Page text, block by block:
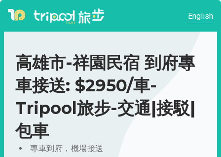
English
高雄市-祥園民宿 到府專
車接送: $2950/車-
Tripool旅步-交通|接駁|
包車
專車到府，機場接送